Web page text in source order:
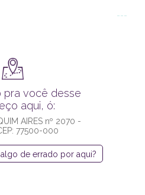
---
pra você desse
aqui, ó:
AIRES nº 2070 -
77500-000
de errado por aqui?